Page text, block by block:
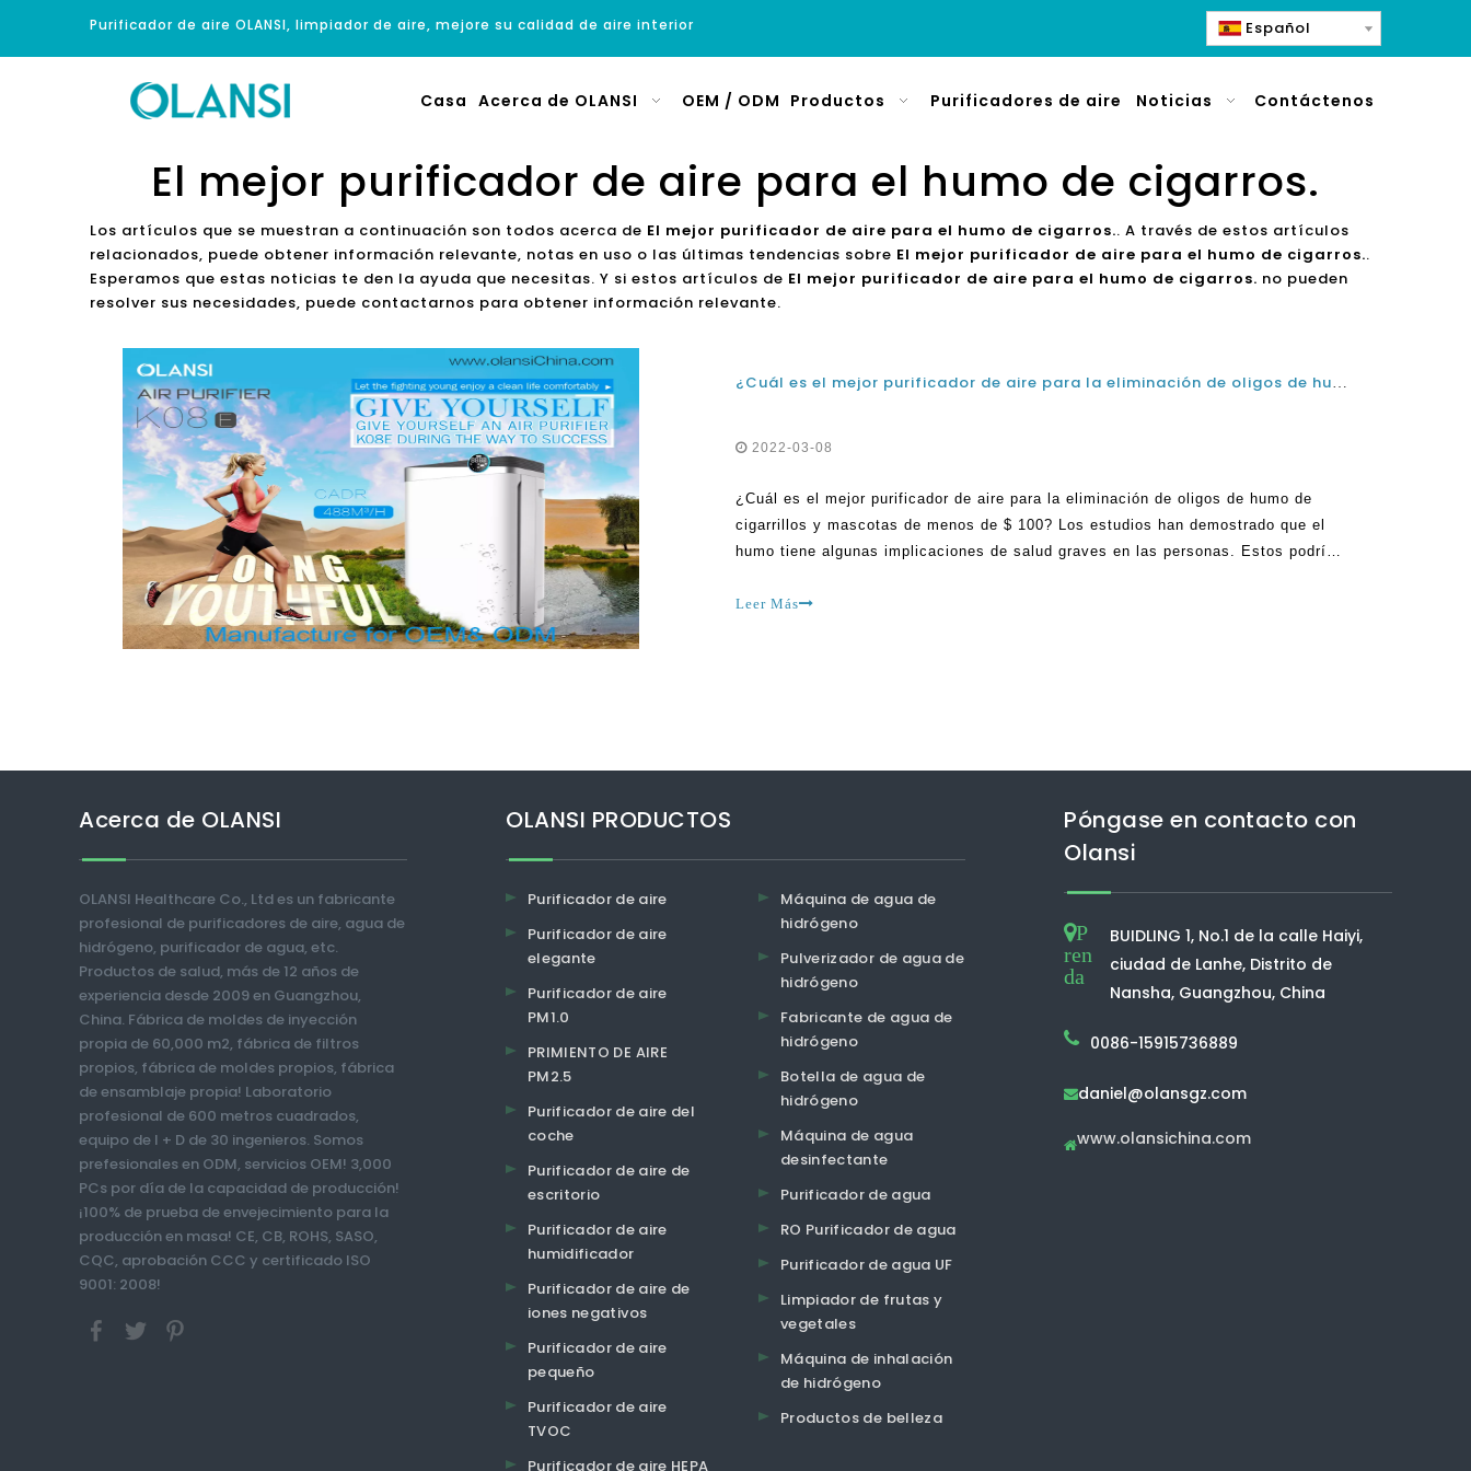
Purificador de aire OLANSI, limpiador de aire, mejore su calidad de aire interior Español
Casa Acerca de OLANSI OEM / ODM Productos Purificadores de aire Noticias Contáctenos
El mejor purificador de aire para el humo de cigarros.
Los artículos que se muestran a continuación son todos acerca de El mejor purificador de aire para el humo de cigarros.. A través de estos artículos
relacionados, puede obtener información relevante, notas en uso o las últimas tendencias sobre El mejor purificador de aire para el humo de cigarros..
Esperamos que estas noticias te den la ayuda que necesitas. Y si estos artículos de El mejor purificador de aire para el humo de cigarros. no pueden
resolver sus necesidades, puede contactarnos para obtener información relevante.
¿Cuál es el mejor purificador de aire para la eliminación de oligos de humo de cigarrillos y mascotas de menos de $ 100?
2022-03-08
¿Cuál es el mejor purificador de aire para la eliminación de oligos de humo de
cigarrillos y mascotas de menos de $ 100? Los estudios han demostrado que el
humo tiene algunas implicaciones de salud graves en las personas. Estos podrían
de los pulmones y cáncer. Si eres un fumador, hay una mayor probabilidad de que
Leer Más
Acerca de OLANSI
OLANSI Healthcare Co., Ltd es un fabricante
profesional de purificadores de aire, agua de
hidrógeno, purificador de agua, etc.
Productos de salud, más de 12 años de
experiencia desde 2009 en Guangzhou,
China. Fábrica de moldes de inyección
propia de 60,000 m2, fábrica de filtros
propios, fábrica de moldes propios, fábrica
de ensamblaje propia! Laboratorio
profesional de 600 metros cuadrados,
equipo de I + D de 30 ingenieros. Somos
prefesionales en ODM, servicios OEM! 3,000
PCs por día de la capacidad de producción!
¡100% de prueba de envejecimiento para la
producción en masa! CE, CB, ROHS, SASO,
CQC, aprobación CCC y certificado ISO
9001: 2008!
OLANSI PRODUCTOS
Purificador de aire
Purificador de aire
elegante
Purificador de aire
PM1.0
PRIMIENTO DE AIRE
PM2.5
Purificador de aire del
coche
Purificador de aire de
escritorio
Purificador de aire
humidificador
Purificador de aire de
iones negativos
Purificador de aire
pequeño
Purificador de aire
TVOC
Purificador de aire HEPA
Máquina de agua de
hidrógeno
Pulverizador de agua de
hidrógeno
Fabricante de agua de
hidrógeno
Botella de agua de
hidrógeno
Máquina de agua
desinfectante
Purificador de agua
RO Purificador de agua
Purificador de agua UF
Limpiador de frutas y
vegetales
Máquina de inhalación
de hidrógeno
Productos de belleza
Póngase en contacto con
Olansi
P
ren
da
BUIDLING 1, No.1 de la calle Haiyi,
ciudad de Lanhe, Distrito de
Nansha, Guangzhou, China
0086-15915736889
daniel@olansgz.com
www.olansichina.com